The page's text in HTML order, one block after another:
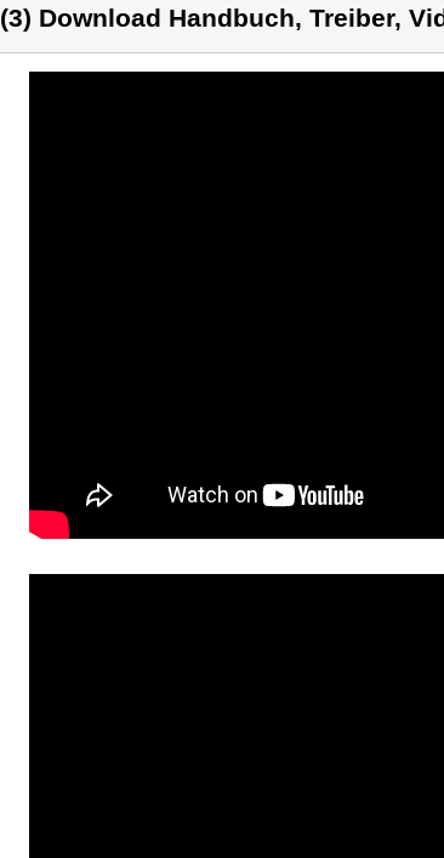
(3) Download Handbuch, Treiber,